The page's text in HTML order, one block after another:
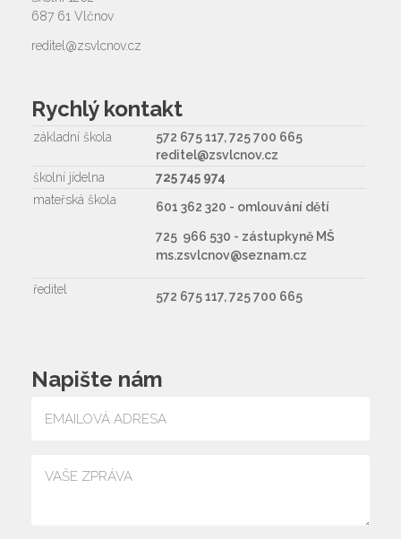
687 61 Vlčnov
reditel@zsvlcnov.cz
Rychlý kontakt
základní škola
572 675 117, 725 700 665
reditel@zsvlcnov.cz
školní jídelna
725 745 974
mateřská škola
601 362 320 - omlouvání dětí
725 966 530 - zástupkyně MŠ
ms.zsvlcnov@seznam.cz
ředitel 572 675 117, 725 700 665
Napište nám